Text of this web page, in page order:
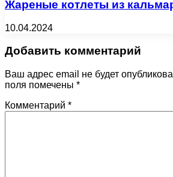
Жареные котлеты из
10.04.2024
Добавить комментарий
Ваш адрес email не будет
поля помечены *
Комментарий *